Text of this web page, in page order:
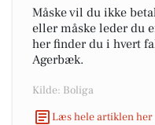
Måske vil du ikke
eller måske leder du
her finder du i hvert
Agerbæk.
Kilde: Boliga
Læs hele artiklen her